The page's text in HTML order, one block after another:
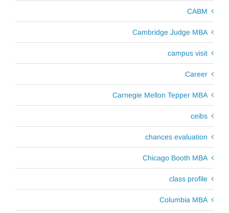
CABM
Cambridge Judge MBA
campus visit
Career
Carnegie Mellon Tepper MBA
ceibs
chances evaluation
Chicago Booth MBA
class profile
Columbia MBA